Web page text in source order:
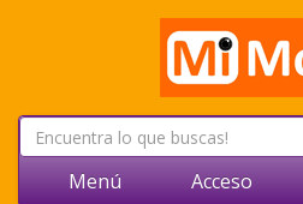
Menú Acceso